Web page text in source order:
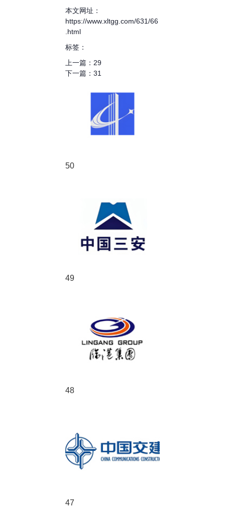
本文网址：
https://www.xltgg.com/631/66
.html
标签：
上一篇： 29
下一篇： 31
50
49
48
47